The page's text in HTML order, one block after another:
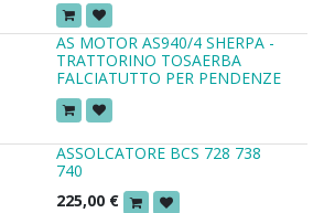
AS MOTOR AS940/4 SHERPA -
TRATTORINO TOSAERBA
FALCIATUTTO PER PENDENZE
ASSOLCATORE BCS 728 738
740
225,00 €